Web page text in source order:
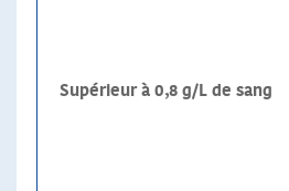
Supérieur à 0,8 g/L de sang